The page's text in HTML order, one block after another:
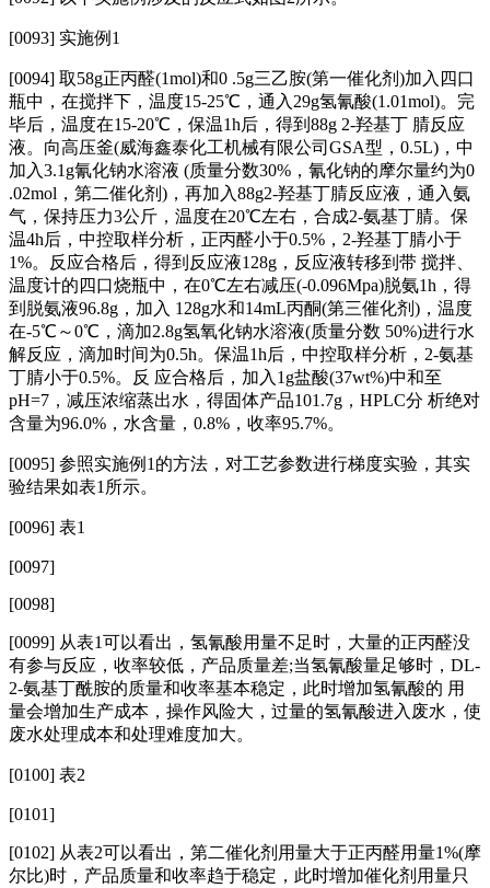
[0093] 实施例1
[0094] 取58g正丙醛(1mol)和0 .5g三乙胺(第一催化剂)加入四口
瓶中，在搅拌下，温度15-25℃，通入29g氢氰酸(1.01mol)。完
毕后，温度在15-20℃，保温1h后，得到88g 2-羟基丁 腈反应
液。向高压釜(威海鑫泰化工机械有限公司GSA型，0.5L)，中
加入3.1g氰化钠水溶液 (质量分数30%，氰化钠的摩尔量约为0
.02mol，第二催化剂)，再加入88g2-羟基丁腈反应液，通入氨
气，保持压力3公斤，温度在20℃左右，合成2-氨基丁腈。保
温4h后，中控取样分析，正丙醛小于0.5%，2-羟基丁腈小于
1%。反应合格后，得到反应液128g，反应液转移到带 搅拌、
温度计的四口烧瓶中，在0℃左右减压(-0.096Mpa)脱氨1h，得
到脱氨液96.8g，加入 128g水和14mL丙酮(第三催化剂)，温度
在-5℃～0℃，滴加2.8g氢氧化钠水溶液(质量分数 50%)进行水
解反应，滴加时间为0.5h。保温1h后，中控取样分析，2-氨基
丁腈小于0.5%。反 应合格后，加入1g盐酸(37wt%)中和至
pH=7，减压浓缩蒸出水，得固体产品101.7g，HPLC分 析绝对
含量为96.0%，水含量，0.8%，收率95.7%。
[0095] 参照实施例1的方法，对工艺参数进行梯度实验，其实
验结果如表1所示。
[0096] 表1
[0097]
[0098]
[0099] 从表1可以看出，氢氰酸用量不足时，大量的正丙醛没
有参与反应，收率较低，产品质量差;当氢氰酸量足够时，DL-
2-氨基丁酰胺的质量和收率基本稳定，此时增加氢氰酸的 用
量会增加生产成本，操作风险大，过量的氢氰酸进入废水，使
废水处理成本和处理难度加大。
[0100] 表2
[0101]
[0102] 从表2可以看出，第二催化剂用量大于正丙醛用量1%(摩
尔比)时，产品质量和收率趋于稳定，此时增加催化剂用量只